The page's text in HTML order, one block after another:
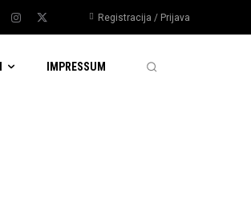
Registracija / Prijava
IMPRESSUM